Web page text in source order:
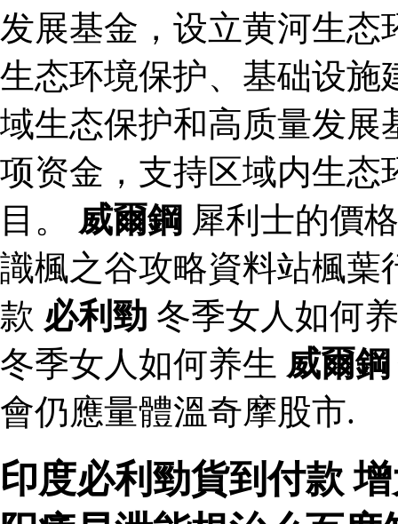
发展基金，设立黄河生态
生态环境保护、基础设施
域生态保护和高质量发展
项资金，支持区域内生态
目。 威爾鋼 犀利士的價
識楓之谷攻略資料站楓葉
款 必利勁 冬季女人如何
冬季女人如何养生 威爾鋼
會仍應量體溫奇摩股市.
印度必利勁貨到付款